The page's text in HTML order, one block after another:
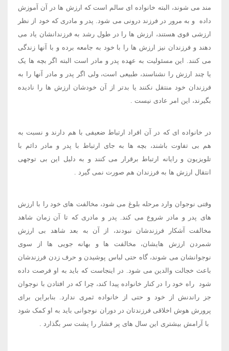
مند می شوند، البته خانواده ای سالم است که ارزش ها در آن آموزش
داده ​ و به مرور در فرزند درونی می شود. پدر و مادری که خود از نظر
ارزشی قوی هستند، ارزش ها را در طول رشد به فرزندانشان یاد می
دهند و فرزندان نیز ارزش ها را با خود به جامعه برده و با آنها زندگی
می کنند. این مسئولیت به عهده پدر و مادر است البته اگر بچه ها یک
یا چند ارزش را نشناسند، طبیعی است، ولی اگر پدر و مادر آنها را به
فرزندان خود منتقل نکنند یا بدتر از آن خودشان ارزش ها را نادیده
بگیرند، این امر عادی نیست .
در خانواده ای که در آن افراد ارتباط ضعیفی با هم دارند و نسبت به
هم بی تفاوت باشند، بچه ها به جای ارتباط با پدر و مادر دائم با
تلویزیون و رایانه ارتباط برقرار می کنند و به دلیل این بی توجهی
انتقال ارزش ها به فرزندان هم صورت نمی گیرد .
وقتی نوجوان وارد مرحله بلوغ می شود، مخالفت های خود را با ارزش
های پدر و مادر شروع می کند. پدر و مادری که تا آن زمان شاهد
مخالفت آشکار فرزندشان نبودند، از آن به بعد شاهد بی ارزش
شمردن ارزش هایشان، مخالفت ها و بهانه جویی ها از سوی
نوجوانشان می شوند، گاه حتی لباس پوشیدن و حرف زدن فرزندشان
باعث خجالت والدین می شود. در اینجاست که باید به او فرصت داده
شود ​ راه خود را در کنار خانواده پیدا کند، چرا که در افتادن با نوجوان
جز راندنش از خود و حتی از خانواده ثمری ندارد. بنابراین برای
پرورش هوش اخلاقی فرزندتان در دوران نوجوانی باید به او کمک شود
​ با آرامش بیشتری این سال های پر فشار را پشت سر بگذارد .